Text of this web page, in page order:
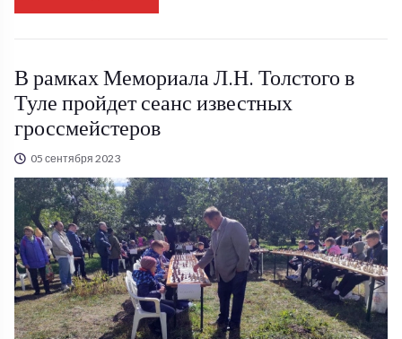
В рамках Мемориала Л.Н. Толстого в
Туле пройдет сеанс известных
гроссмейстеров
05 сентября 2023